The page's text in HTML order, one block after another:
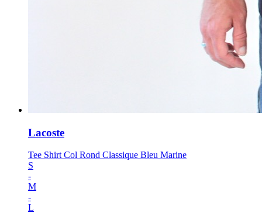
Lacoste
Tee Shirt Col Rond Classique Bleu Marine
S
-
M
-
L